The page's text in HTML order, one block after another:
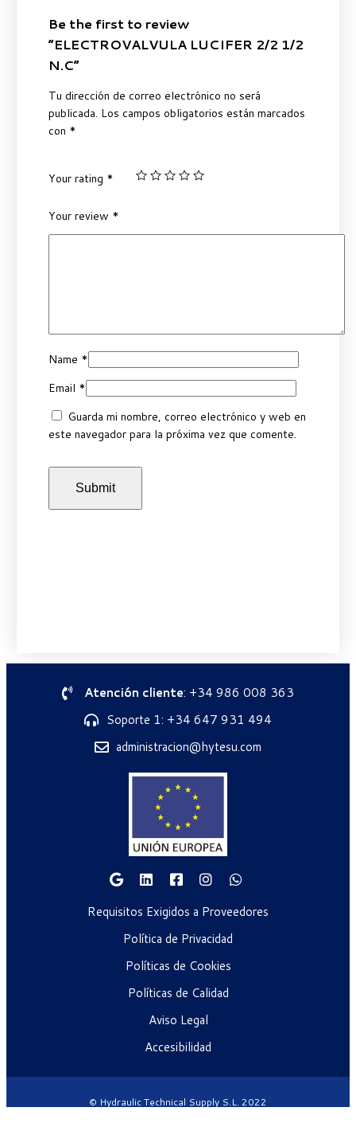
Be the first to review
“ELECTROVALVULA LUCIFER 2/2 1/2
N.C”
Tu dirección de correo electrónico no será
publicada. Los campos obligatorios están marcados
con *
Your rating *
Your review *
Name *
Email *
Guarda mi nombre, correo electrónico y web en
este navegador para la próxima vez que comente.
Atención cliente: +34 986 008 363
Soporte 1: +34 647 931 494
administracion@hytesu.com
Requisitos Exigidos a Proveedores
Política de Privacidad
Políticas de Cookies
Políticas de Calidad
Aviso Legal
Accesibilidad
© Hydraulic Technical Supply S.L. 2022